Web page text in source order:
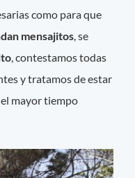
como para que
mensajitos, se
, contestamos todas
y tratamos de estar
el mayor tiempo